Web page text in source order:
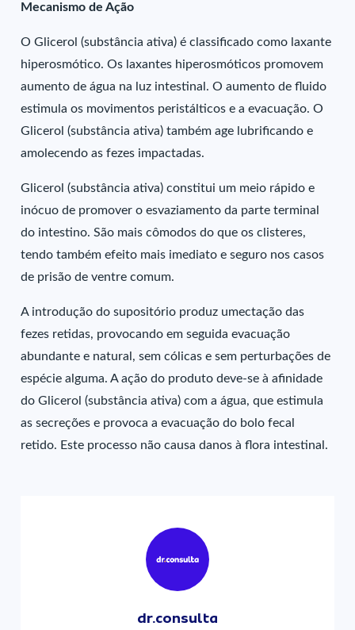
Mecanismo de Ação
O Glicerol (substância ativa) é classificado como laxante
hiperosmótico. Os laxantes hiperosmóticos promovem
aumento de água na luz intestinal. O aumento de fluido
estimula os movimentos peristálticos e a evacuação. O
Glicerol (substância ativa) também age lubrificando e
amolecendo as fezes impactadas.
Glicerol (substância ativa) constitui um meio rápido e
inócuo de promover o esvaziamento da parte terminal
do intestino. São mais cômodos do que os clisteres,
tendo também efeito mais imediato e seguro nos casos
de prisão de ventre comum.
A introdução do supositório produz umectação das
fezes retidas, provocando em seguida evacuação
abundante e natural, sem cólicas e sem perturbações de
espécie alguma. A ação do produto deve-se à afinidade
do Glicerol (substância ativa) com a água, que estimula
as secreções e provoca a evacuação do bolo fecal
retido. Este processo não causa danos à flora intestinal.
dr.consulta